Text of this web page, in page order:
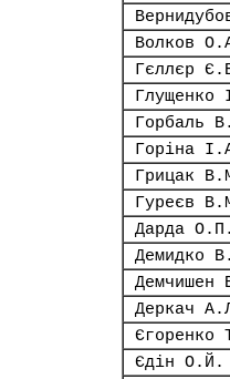
Волков
Гєллєр
Глущенко
Горбаль
Горіна
Грицак
Гуреєв
Дарда О.П.
Демидко
Демчишен
Деркач
Єгоренко
Єдін О.Й.